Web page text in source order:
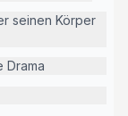
seinen Körper
Drama